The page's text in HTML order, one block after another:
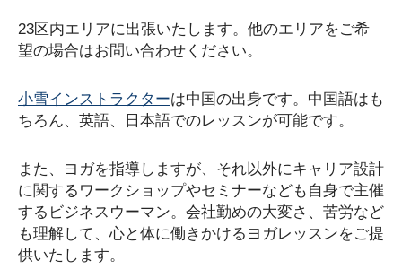
23区内エリアに出張いたします。他のエリアをご希
望の場合はお問い合わせください。
小雪インストラクターは中国の出身です。中国語はも
ちろん、英語、日本語でのレッスンが可能です。
また、ヨガを指導しますが、それ以外にキャリア設計
に関するワークショップやセミナーなども自身で主催
するビジネスウーマン。会社勤めの大変さ、苦労など
も理解して、心と体に働きかけるヨガレッスンをご提
供いたします。